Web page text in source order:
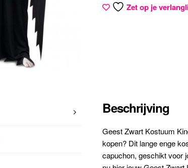
Zet op je
Beschrijving
Geest Zwart Kostuum
kopen? Dit lange enge
capuchon, geschikt voor